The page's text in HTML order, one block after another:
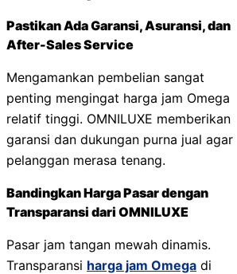
Pastikan Ada Garansi, Asuransi, dan
After-Sales Service
Mengamankan pembelian sangat
penting mengingat harga jam Omega
relatif tinggi. OMNILUXE memberikan
garansi dan dukungan purna jual agar
pelanggan merasa tenang.
Bandingkan Harga Pasar dengan
Transparansi dari OMNILUXE
Pasar jam tangan mewah dinamis.
Transparansi harga jam Omega di